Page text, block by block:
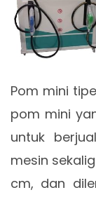
Pom mini
pom mini
untuk
mesin
cm, dan